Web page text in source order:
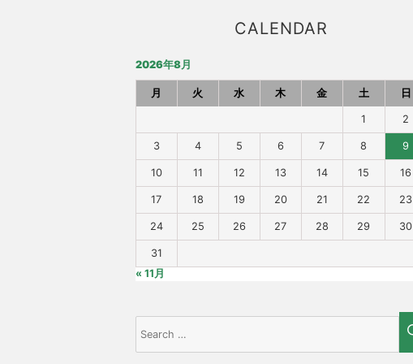
CALENDAR
2026年8月
月 火 水 木 金 土 日
1 2
3 4 5 6 7 8 9
10 11 12 13 14 15 16
17 18 19 20 21 22 23
24 25 26 27 28 29 30
31
« 11月
Search
for: